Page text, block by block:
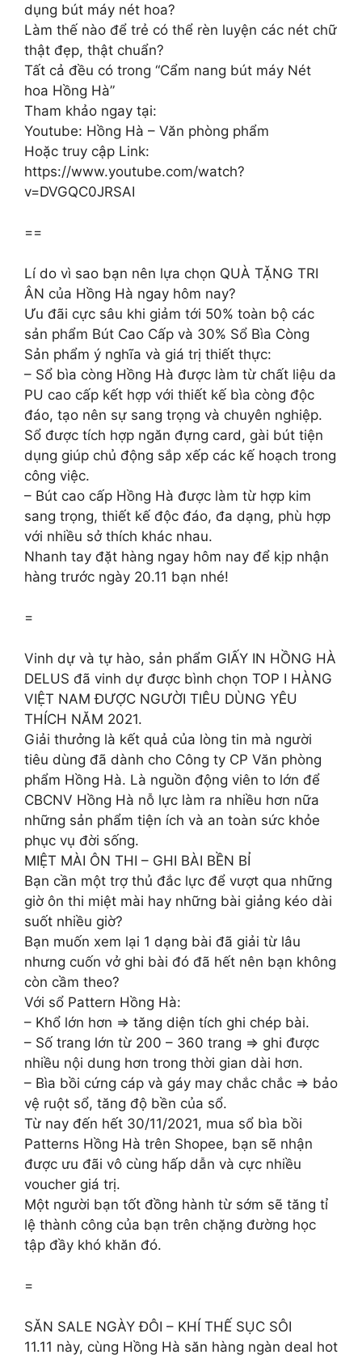
dụng bút máy nét hoa?​
Làm thế nào để trẻ có thể rèn luyện các nét chữ
thật đẹp, thật chuẩn?​
Tất cả đều có trong “Cẩm nang bút máy Nét
hoa Hồng Hà”​
Tham khảo ngay tại:​
Youtube: Hồng Hà – Văn phòng phẩm​
Hoặc truy cập Link:
https://www.youtube.com/watch?
v=DVGQC0JRSAI
==
Lí do vì sao bạn nên lựa chọn QUÀ TẶNG TRI
ÂN của Hồng Hà ngay hôm nay?
Ưu đãi cực sâu khi giảm tới 50% toàn bộ các
sản phẩm Bút Cao Cấp và 30% Sổ Bìa Còng
Sản phẩm ý nghĩa và giá trị thiết thực:
– Sổ bìa còng Hồng Hà được làm từ chất liệu da
PU cao cấp kết hợp với thiết kế bìa còng độc
đáo, tạo nên sự sang trọng và chuyên nghiệp.
Sổ được tích hợp ngăn đựng card, gài bút tiện
dụng giúp chủ động sắp xếp các kế hoạch trong
công việc.
– Bút cao cấp Hồng Hà được làm từ hợp kim
sang trọng, thiết kế độc đáo, đa dạng, phù hợp
với nhiều sở thích khác nhau.
Nhanh tay đặt hàng ngay hôm nay để kịp nhận
hàng trước ngày 20.11 bạn nhé!
=
Vinh dự và tự hào, sản phẩm GIẤY IN HỒNG HÀ
DELUS đã vinh dự được bình chọn TOP I HÀNG
VIỆT NAM ĐƯỢC NGƯỜI TIÊU DÙNG YÊU
THÍCH NĂM 2021.
Giải thưởng là kết quả của lòng tin mà người
tiêu dùng đã dành cho Công ty CP Văn phòng
phẩm Hồng Hà. Là nguồn động viên to lớn để
CBCNV Hồng Hà nỗ lực làm ra nhiều hơn nữa
những sản phẩm tiện ích và an toàn sức khỏe
phục vụ đời sống.
MIỆT MÀI ÔN THI – GHI BÀI BỀN BỈ
Bạn cần một trợ thủ đắc lực để vượt qua những
giờ ôn thi miệt mài hay những bài giảng kéo dài
suốt nhiều giờ?
Bạn muốn xem lại 1 dạng bài đã giải từ lâu
nhưng cuốn vở ghi bài đó đã hết nên bạn không
còn cầm theo?
Với sổ Pattern Hồng Hà:
– Khổ lớn hơn => tăng diện tích ghi chép bài.
– Số trang lớn từ 200 – 360 trang => ghi được
nhiều nội dung hơn trong thời gian dài hơn.
– Bìa bồi cứng cáp và gáy may chắc chắc => bảo
vệ ruột sổ, tăng độ bền của sổ.
Từ nay đến hết 30/11/2021, mua sổ bìa bồi
Patterns Hồng Hà trên Shopee, bạn sẽ nhận
được ưu đãi vô cùng hấp dẫn và cực nhiều
voucher giá trị.
Một người bạn tốt đồng hành từ sớm sẽ tăng tỉ
lệ thành công của bạn trên chặng đường học
tập đầy khó khăn đó.
=
SĂN SALE NGÀY ĐÔI – KHÍ THẾ SỤC SÔI
11.11 này, cùng Hồng Hà săn hàng ngàn deal hot